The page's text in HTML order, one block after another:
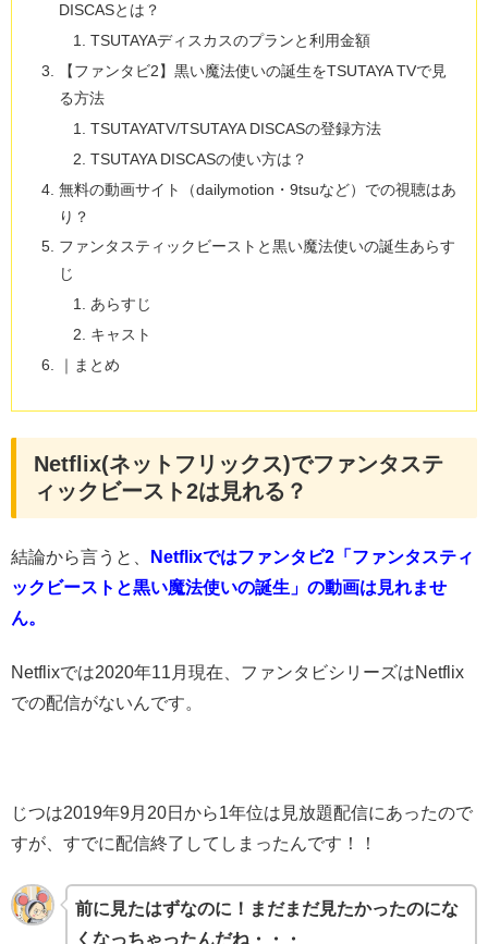
DISCASとは？
TSUTAYAディスカスのプランと利用金額
【ファンタビ2】黒い魔法使いの誕生をTSUTAYA TVで見
る方法
TSUTAYATV/TSUTAYA DISCASの登録方法
TSUTAYA DISCASの使い方は？
無料の動画サイト（dailymotion・9tsuなど）での視聴はあ
り？
ファンタスティックビーストと黒い魔法使いの誕生あらす
じ
あらすじ
キャスト
｜まとめ
Netflix(ネットフリックス)でファンタステ
ィックビースト2は見れる？
結論から言うと、
Netflixではファンタビ2「ファンタスティ
ックビーストと黒い魔法使いの誕生」の動画は見れませ
ん。
Netflixでは2020年11月現在、ファンタビシリーズはNetflix
での配信がないんです。
じつは2019年9月20日から1年位は見放題配信にあったので
すが、すでに配信終了してしまったんです！！
前に見たはずなのに！まだまだ見たかったのにな
くなっちゃったんだね・・・